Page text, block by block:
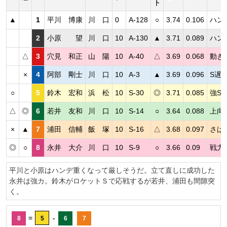
ト
▲ 1 平川 博康 川 口 0 A-128 ○ 3.74 0.106 ハン
2 小原 望 川 口 10 A-130 ▲ 3.71 0.089 ハン
△ 3 穴見 和正 山 陽 10 A-40 △ 3.69 0.068 動き
× 4 阿部 剛士 川 口 10 A-3 ▲ 3.69 0.096 S遅
○ 5 鈴木 宏和 浜 松 10 S-30 ◎ 3.71 0.085 強S
△ ◎ 6 若井 友和 川 口 10 S-14 ○ 3.64 0.088 上
× ▲ 7 浦田 信輔 飯 塚 10 S-16 △ 3.68 0.097 さば
◎ ○ 8 永井 大介 川 口 10 S-9 ○ 3.66 0.09 戦力
平川と小原はハンデ重くなって厳しそうだ。立て直しに成功した
永井は強カ。鈴木がロケットＳで応戦するが若井、浦田も間隙突
く。
8 = 5 - 6 7